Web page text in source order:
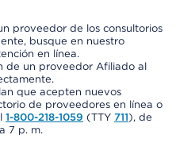
proveedor de los consultorios
busque en nuestro
en línea.
de un proveedor Afiliado al
que acepten nuevos
de proveedores en línea o
1-800-218-1059 (TTY 711), de
7 p. m.